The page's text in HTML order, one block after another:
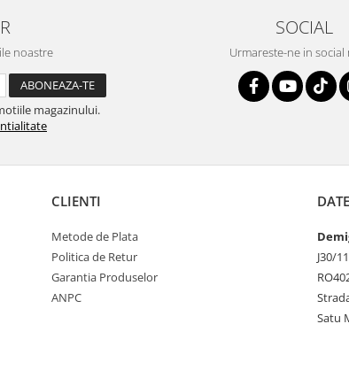
noastre
magazinului.
SOCIAL
Urmareste-ne in social
CLIENTI
Metode de Plata
Politica de Retur
Garantia Produselor
ANPC
J30/
Satu